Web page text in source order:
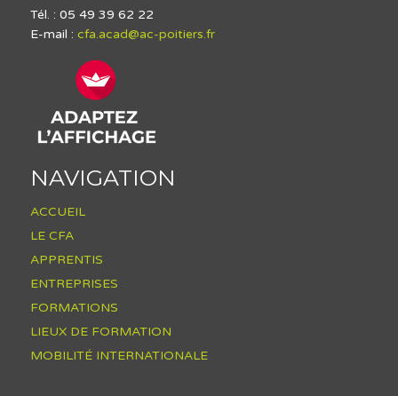
Tél. : 05 49 39 62 22
E-mail : cfa.acad@ac-poitiers.fr
NAVIGATION
ACCUEIL
LE CFA
APPRENTIS
ENTREPRISES
FORMATIONS
LIEUX DE FORMATION
MOBILITÉ INTERNATIONALE